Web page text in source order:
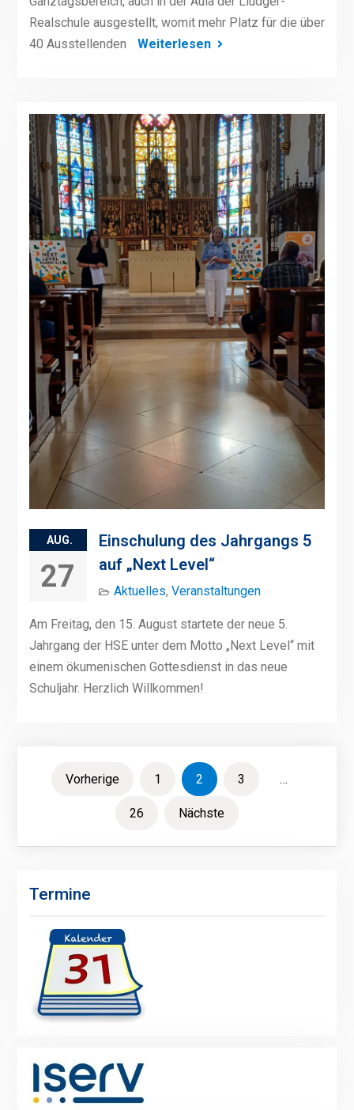
Realschule ausgestellt, womit mehr Platz für die über
40 Ausstellenden
Weiterlesen
AUG.
27
Einschulung des Jahrgangs 5
auf „Next Level“
Aktuelles, Veranstaltungen
Am Freitag, den 15. August startete der neue 5.
Jahrgang der HSE unter dem Motto „Next Level“ mit
einem ökumenischen Gottesdienst in das neue
Schuljahr. Herzlich Willkommen!
Seitennummerierung
Vorherige 1 2 3 …
26 Nächste
Termine